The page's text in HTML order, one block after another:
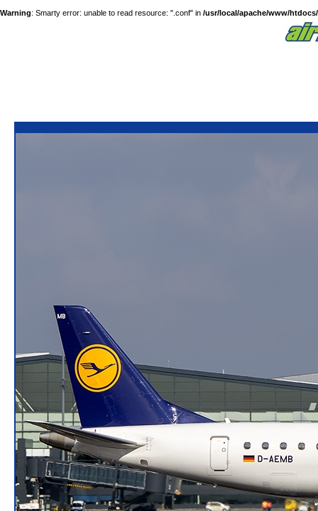
Warning: Smarty error: unable to read resource: ".conf" in /usr/local/apache/www/